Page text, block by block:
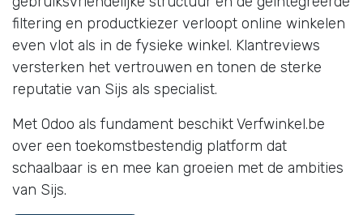
filtering en productkiezer verloopt online winkelen
even vlot als in de fysieke winkel. Klantreviews
versterken het vertrouwen en tonen de sterke
reputatie van Sijs als specialist.
Met Odoo als fundament beschikt Verfwinkel.be
over een toekomstbestendig platform dat
schaalbaar is en mee kan groeien met de ambities
van Sijs.